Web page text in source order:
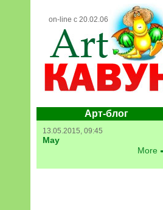
on-line с 20.02.06
Арт-блог
13.05.2015, 09:45
May
More